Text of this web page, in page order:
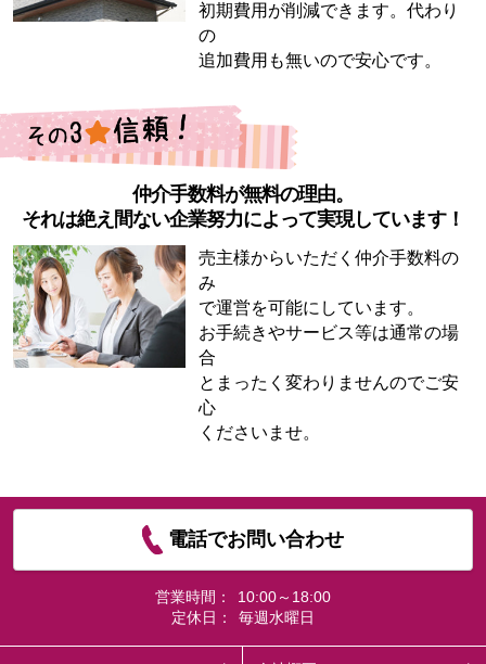
初期費用が削減できます。代わり
の
追加費用も無いので安心です。
仲介手数料が無料の理由。
それは絶え間ない企業努力によって実現しています！
売主様からいただく仲介手数料の
み
で運営を可能にしています。
お手続きやサービス等は通常の場
合
とまったく変わりませんのでご安
心
くださいませ。
電話でお問い合わせ
営業時間：
10:00～18:00
定休日：
毎週水曜日